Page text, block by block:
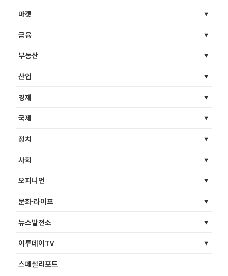
마켓
금융
부동산
산업
경제
국제
정치
사회
오피니언
문화·라이프
뉴스발전소
이투데이TV
스페셜리포트